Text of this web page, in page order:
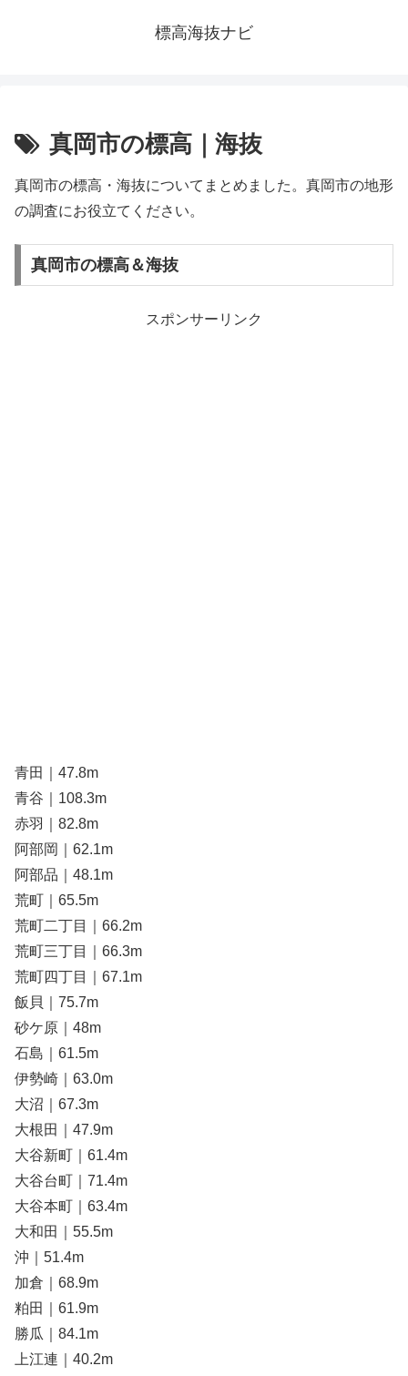
標高海抜ナビ
真岡市の標高｜海抜
真岡市の標高・海抜についてまとめました。真岡市の地形
の調査にお役立てください。
真岡市の標高＆海抜
スポンサーリンク
青田｜47.8m
青谷｜108.3m
赤羽｜82.8m
阿部岡｜62.1m
阿部品｜48.1m
荒町｜65.5m
荒町二丁目｜66.2m
荒町三丁目｜66.3m
荒町四丁目｜67.1m
飯貝｜75.7m
砂ケ原｜48m
石島｜61.5m
伊勢崎｜63.0m
大沼｜67.3m
大根田｜47.9m
大谷新町｜61.4m
大谷台町｜71.4m
大谷本町｜63.4m
大和田｜55.5m
沖｜51.4m
加倉｜68.9m
粕田｜61.9m
勝瓜｜84.1m
上江連｜40.2m